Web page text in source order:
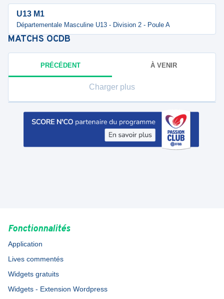
U13 M1
Départementale Masculine U13 - Division 2 - Poule A
MATCHS OCDB
PRÉCÉDENT À VENIR
Charger plus
Fonctionnalités
Application
Lives commentés
Widgets gratuits
Widgets - Extension Wordpress